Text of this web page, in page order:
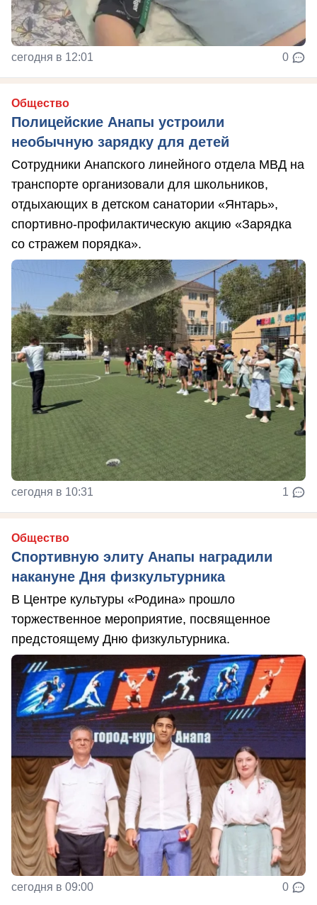
сегодня в 12:01 0
Общество
Полицейские Анапы устроили
необычную зарядку для детей
Сотрудники Анапского линейного отдела МВД на
транспорте организовали для школьников,
отдыхающих в детском санатории «Янтарь»,
спортивно-профилактическую акцию «Зарядка
со стражем порядка».
сегодня в 10:31 1
Общество
Спортивную элиту Анапы наградили
накануне Дня физкультурника
В Центре культуры «Родина» прошло
торжественное мероприятие, посвященное
предстоящему Дню физкультурника.
сегодня в 09:00 0